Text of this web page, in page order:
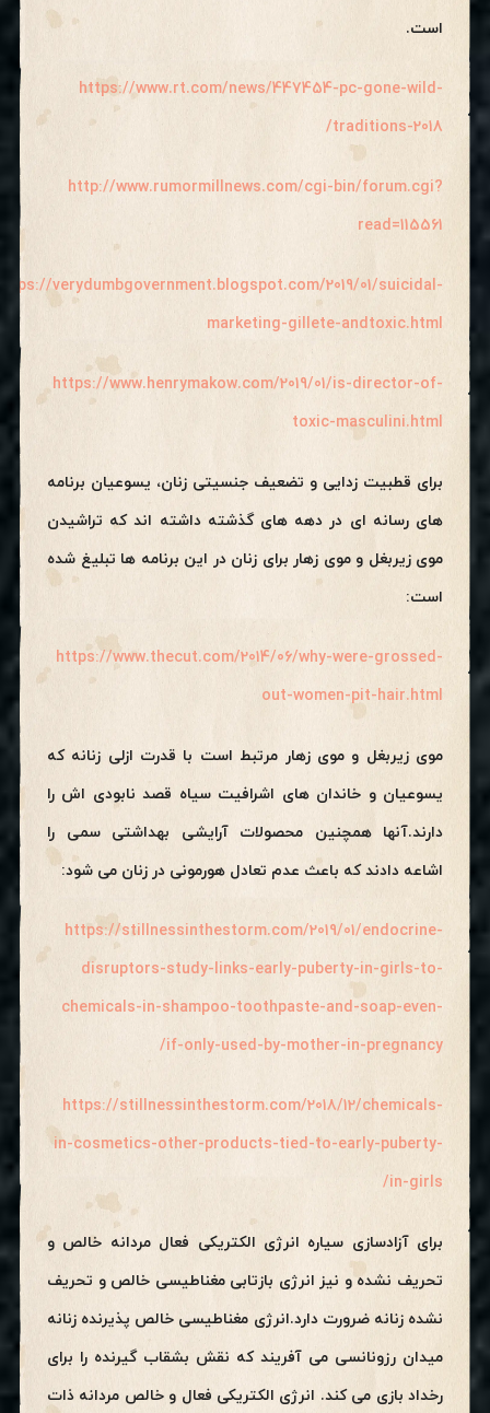
است.
https://www.rt.com/news/447454-pc-gone-wild-
traditions-2018/
http://www.rumormillnews.com/cgi-bin/forum.cgi?
read=115561
verydumbgovernment.blogspot.com/2019/01/suicidal-
marketing-gillete-andtoxic.html
https://www.henrymakow.com/2019/01/is-director-of-
toxic-masculini.html
برای قطبیت زدایی و تضعیف جنسیتی زنان، یسوعیان برنامه
های رسانه ای در دهه های گذشته داشته اند که تراشیدن
موی زیربغل و موی زهار برای زنان در این برنامه ها تبلیغ شده
است:
https://www.thecut.com/2014/06/why-were-grossed-
out-women-pit-hair.html
موی زیربغل و موی زهار مرتبط است با قدرت ازلی زنانه که
یسوعیان و خاندان های اشرافیت سیاه قصد نابودی اش را
دارند.آنها همچنین محصولات آرایشی بهداشتی سمی را
اشاعه دادند که باعث عدم تعادل هورمونی در زنان می شود:
https://stillnessinthestorm.com/2019/01/endocrine-
disruptors-study-links-early-puberty-in-girls-to-
chemicals-in-shampoo-toothpaste-and-soap-even-
if-only-used-by-mother-in-pregnancy/
https://stillnessinthestorm.com/2018/12/chemicals-
in-cosmetics-other-products-tied-to-early-puberty-
in-girls/
برای آزادسازی سیاره انرژی الکتریکی فعال مردانه خالص و
تحریف نشده و نیز انرژی بازتابی مغناطیسی خالص و تحریف
نشده زنانه ضرورت دارد.انرژی مغناطیسی خالص پذیرنده زنانه
میدان رزونانسی می آفریند که نقش بشقاب گیرنده را برای
رخداد بازی می کند. انرژی الکتریکی فعال و خالص مردانه ذات